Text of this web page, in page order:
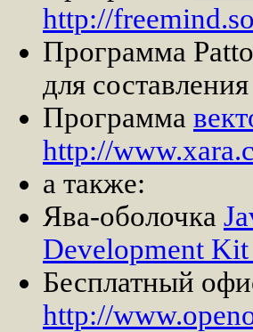
http://
Программа
для
Программа
http://
а также:
Ява-оболочка
Development
Бесплатный
http://